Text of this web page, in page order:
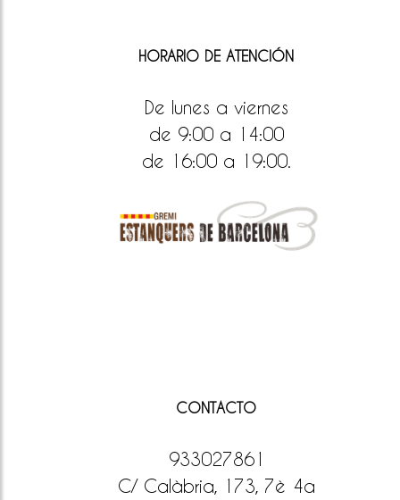
HORARIO DE ATENCIÓN
De lunes a viernes
de 9:00 a 14:00
de 16:00 a 19:00.
CONTACTO
933027861
C/ Calàbria, 173, 7è 4a